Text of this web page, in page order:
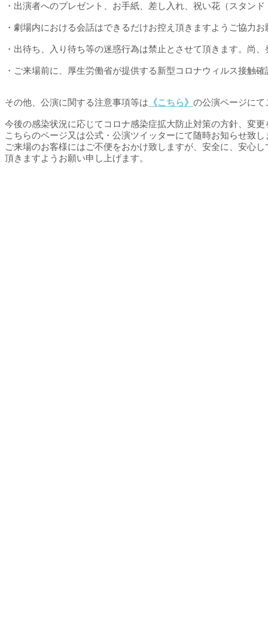
・出演者へのプレゼント、お手紙、差し入れ、祝い花（スタン
・劇場内における会話はできるだけお控え頂きますようご協力
・出待ち、入り待ち等の迷惑行為は禁止とさせて頂きます。尚
・ご来場前に、厚生労働省が提供する新型コロナウィルス接触
​その他、公演に関する注意事項等は 《こちら》 の公演ページに
今後の感染状況に応じてコロナ感染症拡大防止対策の方針、変
こちらのページ又は公式・公演ツイッターにて随時お知らせ致
ご来場のお客様にはご不便をおかけ致しますが、安全に、安心
頂きますようお願い申し上げます。